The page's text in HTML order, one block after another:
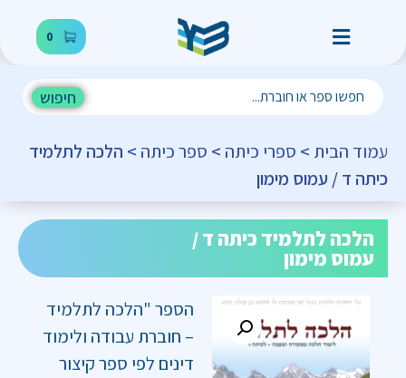
0
חיפוש
עמוד הבית > ספרי כיתה > ספר כיתה > הלכה לתלמיד
כיתה ד / עמוס מימון
הלכה לתלמיד כיתה ד /
עמוס מימון
הספר "הלכה לתלמיד
– חוברת עבודה ולימוד
דינים לפי ספר קיצור